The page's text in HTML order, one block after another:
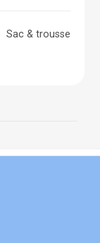
Sac & trousse